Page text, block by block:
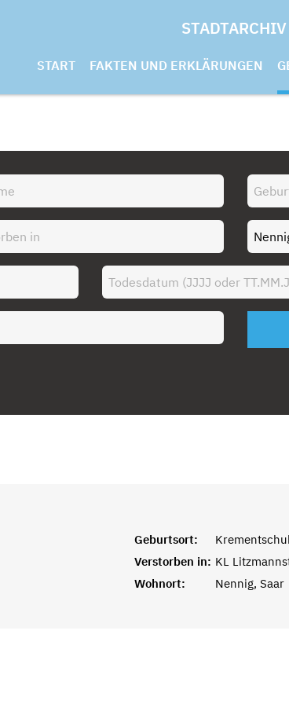
START FAKTEN UND ERKLÄRUNGEN
Geburtsort:
Verstorben in: KL
Wohnort:
Nennig, Saar